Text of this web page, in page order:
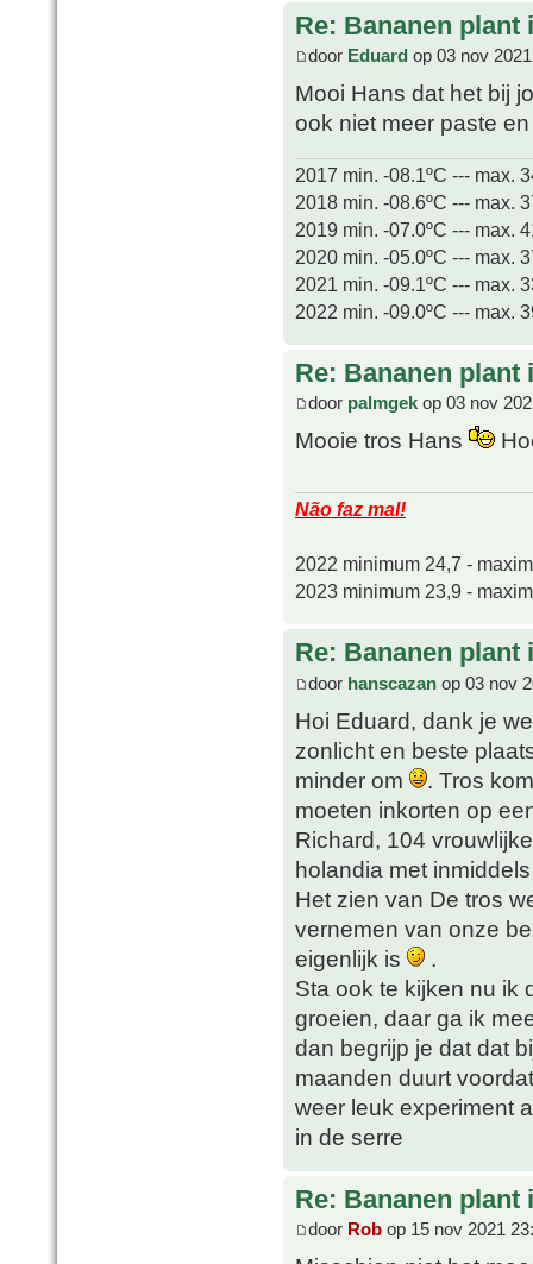
Re: Bananen
door Eduard op 03 nov
Mooi Hans dat het bij
ook niet meer paste
2017 min. -08.1ºC --- max.
2018 min. -08.6ºC --- max.
2019 min. -07.0ºC --- max.
2020 min. -05.0ºC --- max.
2021 min. -09.1ºC --- max.
2022 min. -09.0ºC --- max.
Re: Bananen
door palmgek op 03 nov
Mooie tros Hans
Não faz mal!
2022 minimum 24,7 -
2023 minimum 23,9 -
Re: Bananen
door hanscazan op 03 nov
Hoi Eduard, dank je
zonlicht en beste
minder om
. Tros
moeten inkorten op
Richard, 104
holandia met
Het zien van De tros
vernemen van onze
eigenlijk is
.
Sta ook te kijken nu ik
groeien, daar ga ik
dan begrijp je dat dat
maanden duurt
weer leuk experiment
in de serre
Re: Bananen
door Rob op 15 nov 2021